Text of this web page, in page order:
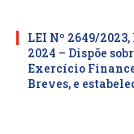
LEI Nº 2649/2023,
2024 – Dispõe
Exercício
Breves, e